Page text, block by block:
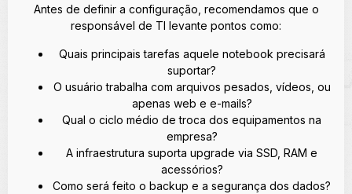
Antes de definir a configuração, recomendamos que o
responsável de TI levante pontos como:
Quais principais tarefas aquele notebook precisará
suportar?
O usuário trabalha com arquivos pesados, vídeos, ou
apenas web e e-mails?
Qual o ciclo médio de troca dos equipamentos na
empresa?
A infraestrutura suporta upgrade via SSD, RAM e
acessórios?
Como será feito o backup e a segurança dos dados?